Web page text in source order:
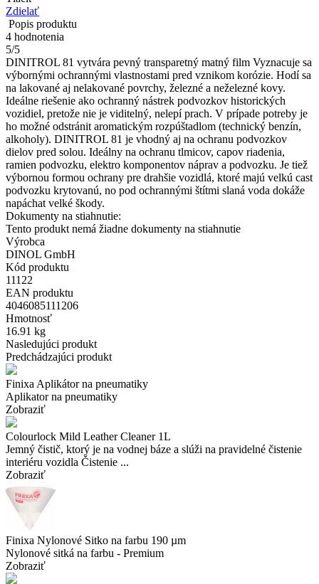
Zdielať
Popis produktu
4 hodnotenia
5/5
DINITROL 81 vytvára pevný transparetný matný film Vyznacuje sa
výbornými ochrannými vlastnostami pred vznikom korózie. Hodí sa
na lakované aj nelakované povrchy, železné a neželezné kovy.
Ideálne riešenie ako ochranný nástrek podvozkov historických
vozidiel, pretože nie je viditelný, nelepí prach. V prípade potreby je
ho možné odstránit aromatickým rozpúštadlom (technický benzín,
alkoholy). DINITROL 81 je vhodný aj na ochranu podvozkov
dielov pred solou. Ideálny na ochranu tlmicov, capov riadenia,
ramien podvozku, elektro komponentov náprav a podvozku. Je tiež
výbornou formou ochrany pre drahšie vozidlá, ktoré majú velkú cast
podvozku krytovanú, no pod ochrannými štítmi slaná voda dokáže
napáchat velké škody.
Dokumenty na stiahnutie:
Tento produkt nemá žiadne dokumenty na stiahnutie
Výrobca
DINOL GmbH
Kód produktu
11122
EAN produktu
4046085111206
Hmotnosť
16.91 kg
Nasledujúci produkt
Predchádzajúci produkt
Finixa Aplikátor na pneumatiky
Aplikator na pneumatiky
Zobraziť
Colourlock Mild Leather Cleaner 1L
Jemný čistič, ktorý je na vodnej báze a slúži na pravidelné čistenie
interiéru vozidla Čistenie ...
Zobraziť
Finixa Nylonové Sitko na farbu 190 µm
Nylonové sitká na farbu - Premium
Zobraziť